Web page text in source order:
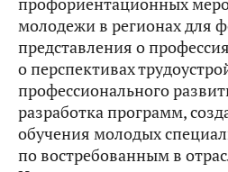
профориентационных
молодежи в регионах для
представления о
о перспективах
профессионального
разработка программ,
обучения молодых
по востребованным в